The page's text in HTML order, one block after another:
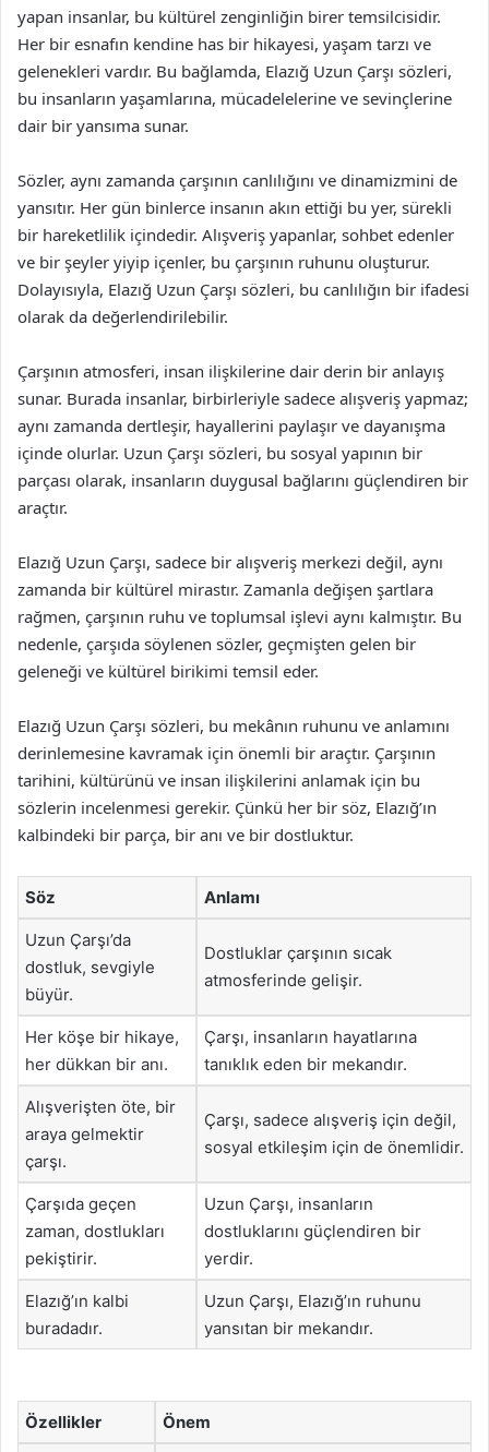
yapan insanlar, bu kültürel zenginliğin birer temsilcisidir.
Her bir esnafın kendine has bir hikayesi, yaşam tarzı ve
gelenekleri vardır. Bu bağlamda, Elazığ Uzun Çarşı sözleri,
bu insanların yaşamlarına, mücadelelerine ve sevinçlerine
dair bir yansıma sunar.
Sözler, aynı zamanda çarşının canlılığını ve dinamizmini de
yansıtır. Her gün binlerce insanın akın ettiği bu yer, sürekli
bir hareketlilik içindedir. Alışveriş yapanlar, sohbet edenler
ve bir şeyler yiyip içenler, bu çarşının ruhunu oluşturur.
Dolayısıyla, Elazığ Uzun Çarşı sözleri, bu canlılığın bir ifadesi
olarak da değerlendirilebilir.
Çarşının atmosferi, insan ilişkilerine dair derin bir anlayış
sunar. Burada insanlar, birbirleriyle sadece alışveriş yapmaz;
aynı zamanda dertleşir, hayallerini paylaşır ve dayanışma
içinde olurlar. Uzun Çarşı sözleri, bu sosyal yapının bir
parçası olarak, insanların duygusal bağlarını güçlendiren bir
araçtır.
Elazığ Uzun Çarşı, sadece bir alışveriş merkezi değil, aynı
zamanda bir kültürel mirastır. Zamanla değişen şartlara
rağmen, çarşının ruhu ve toplumsal işlevi aynı kalmıştır. Bu
nedenle, çarşıda söylenen sözler, geçmişten gelen bir
geleneği ve kültürel birikimi temsil eder.
Elazığ Uzun Çarşı sözleri, bu mekânın ruhunu ve anlamını
derinlemesine kavramak için önemli bir araçtır. Çarşının
tarihini, kültürünü ve insan ilişkilerini anlamak için bu
sözlerin incelenmesi gerekir. Çünkü her bir söz, Elazığ’ın
kalbindeki bir parça, bir anı ve bir dostluktur.
Söz Anlamı
Uzun Çarşı’da
dostluk, sevgiyle
büyür.
Dostluklar çarşının sıcak
atmosferinde gelişir.
Her köşe bir hikaye,
her dükkan bir anı.
Çarşı, insanların hayatlarına
tanıklık eden bir mekandır.
Alışverişten öte, bir
araya gelmektir
çarşı.
Çarşı, sadece alışveriş için değil,
sosyal etkileşim için de önemlidir.
Çarşıda geçen
zaman, dostlukları
pekiştirir.
Uzun Çarşı, insanların
dostluklarını güçlendiren bir
yerdir.
Elazığ’ın kalbi
buradadır.
Uzun Çarşı, Elazığ’ın ruhunu
yansıtan bir mekandır.
Özellikler Önem